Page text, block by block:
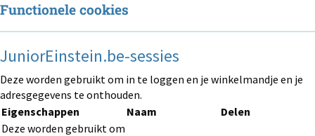
Functionele cookies
JuniorEinstein.be-sessies
Deze worden gebruikt om in te loggen en je winkelmandje en je
adresgegevens te onthouden.
Eigenschappen
Naam
Delen
Deze worden gebruikt om